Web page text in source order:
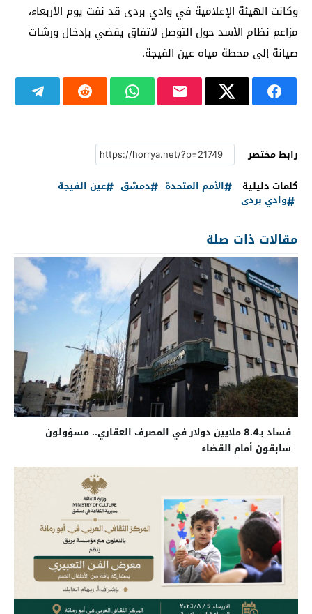
وكانت الهيئة الإعلامية في وادي بردى قد نفت يوم الأربعاء،
مزاعم نظام الأسد حول التوصل لاتفاق يقضي بإدخال ورشات
صيانة إلى محطة مياه عين الفيجة.
رابط مختصر
كلمات دليلية
الأمم المتحدة دمشق
عين الفيجة
وادي بردى
مقالات ذات صلة
فساد بـ8.4 ملايين دولار في المصرف العقاري.. مسؤولون
سابقون أمام القضاء